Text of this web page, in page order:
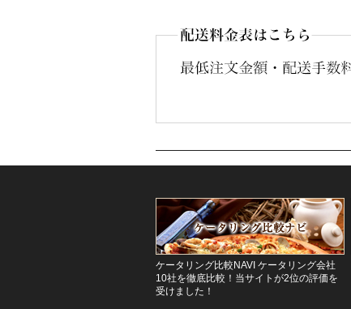
ケータリング比較NAVI ケータリング会社
10社を徹底比較！当サイトが2位の評価を
受けました！